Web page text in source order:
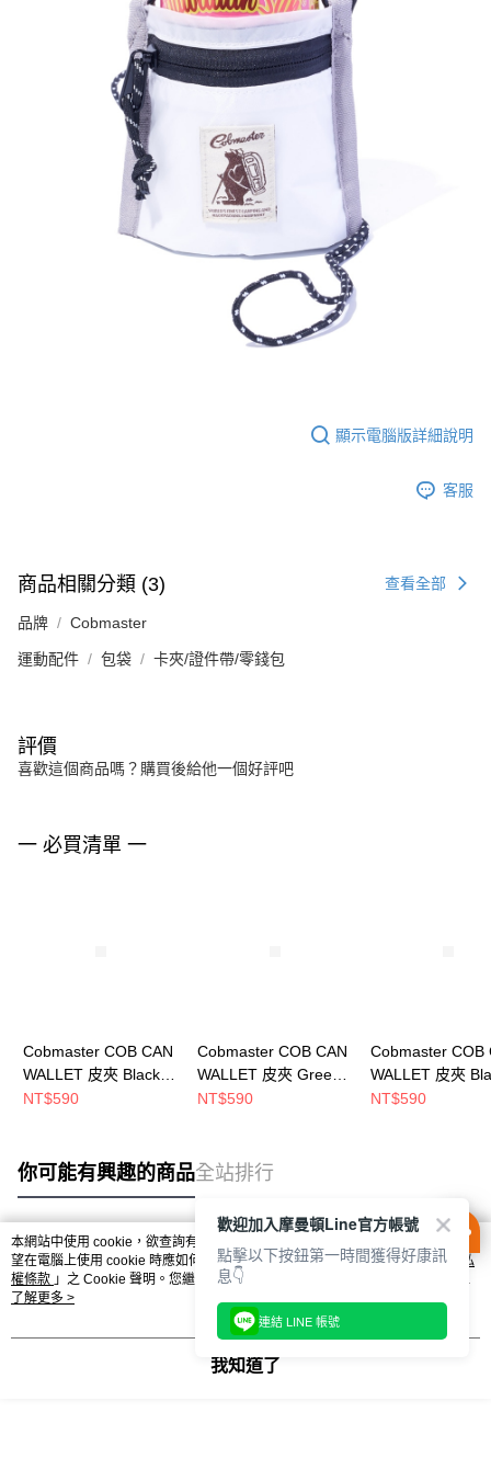
顯示電腦版詳細說明
客服
商品相關分類 (3) 查看全部
品牌 Cobmaster
運動配件 包袋 卡夾/證件帶/零錢包
評價
喜歡這個商品嗎？購買後給他一個好評吧
一 必買清單 一
Cobmaster COB CAN
WALLET 皮夾 Black
810904000080
NT$590
Cobmaster COB CAN
WALLET 皮夾 Green
810904000030
NT$590
Cobmaster COB
WALLET 皮夾
Heather
NT$590
你可能有興趣的商品全站排行
熱門標籤
本網站中使用 cookie，欲查詢有關本網站使用 cookie 方式之詳情，及若您不希
望在電腦上使用 cookie 時應如何變更電腦的 cookie 設定，請參閱本網站「
隱私
權條款 」之 Cookie 聲明。您繼續使用本網站即表示您同意本公司得按本網站使
用條款之 Cookie 聲明使用 cookie。
了解更多 >
我知道了
歡迎加入摩曼頓Line官方帳號
點擊以下按鈕第一時間獲得好康訊
息👇
連結 LINE 帳號